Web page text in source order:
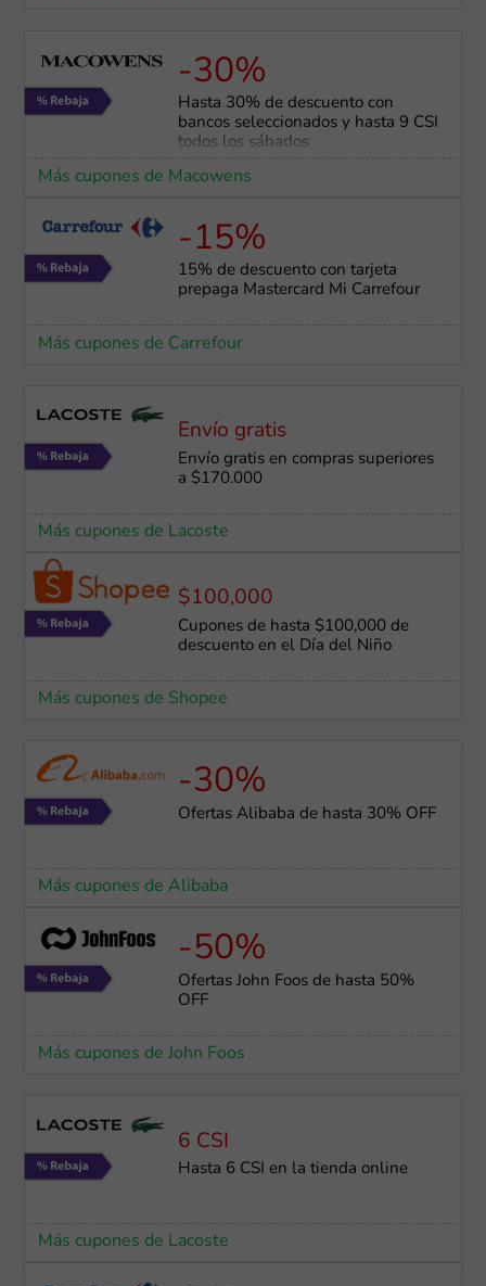
-30%
Hasta 30% de descuento con
bancos seleccionados y hasta 9 CSI
todos los sábados
Más cupones de Macowens
-15%
15% de descuento con tarjeta
prepaga Mastercard Mi Carrefour
Más cupones de Carrefour
Envío gratis
Envío gratis en compras superiores
a $170.000
Más cupones de Lacoste
$100,000
Cupones de hasta $100,000 de
descuento en el Día del Niño
Más cupones de Shopee
-30%
Ofertas Alibaba de hasta 30% OFF
Más cupones de Alibaba
-50%
Ofertas John Foos de hasta 50%
OFF
Más cupones de John Foos
6 CSI
Hasta 6 CSI en la tienda online
Más cupones de Lacoste